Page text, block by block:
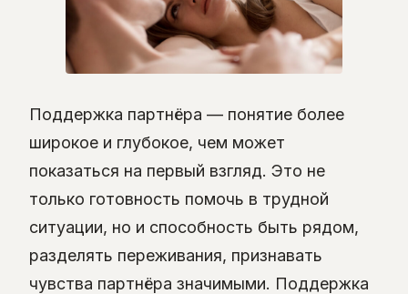
Поддержка партнёра — понятие более
широкое и глубокое, чем может
показаться на первый взгляд. Это не
только готовность помочь в трудной
ситуации, но и способность быть рядом,
разделять переживания, признавать
чувства партнёра значимыми. Поддержка